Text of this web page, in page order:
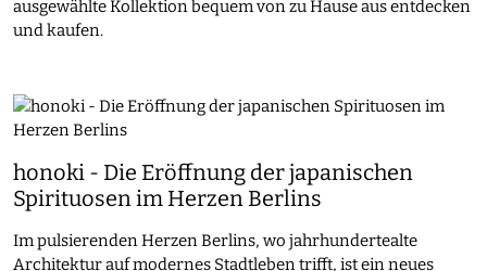
ausgewählte Kollektion bequem von zu Hause aus entdecken
und kaufen.
honoki - Die Eröffnung der japanischen
Spirituosen im Herzen Berlins
Im pulsierenden Herzen Berlins, wo jahrhundertealte
Architektur auf modernes Stadtleben trifft, ist ein neues